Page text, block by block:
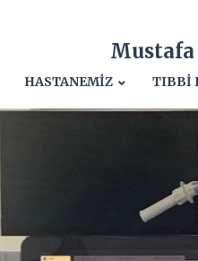
HASTANEMİZ TIBBİ